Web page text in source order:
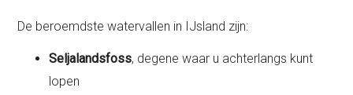
De beroemdste watervallen in IJsland zijn:
Seljalandsfoss, degene waar u achterlangs kunt
lopen